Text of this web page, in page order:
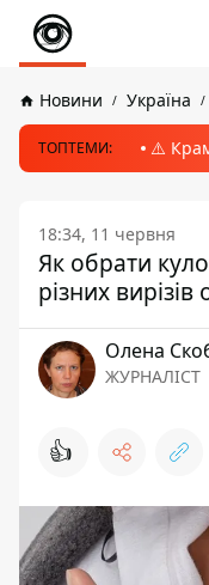
Новини Україна
ТОПТЕМИ: ⚠️
18:34, 11 червня
Як обрати
різних вирізів
Олена
ЖУРНАЛІСТ
👍